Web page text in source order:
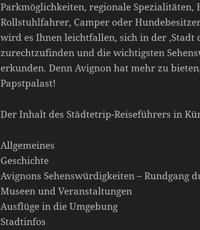
Parkmöglichkeiten, regionale Spezialitäten,
Rollstuhlfahrer, Camper oder
wird es Ihnen leichtfallen, sich in der ‚Stadt
zurechtzufinden und die wichtigsten
erkunden. Denn Avignon hat mehr zu
Papstpalast!
Der Inhalt des Städtetrip-Reiseführers in
Allgemeines
Geschichte
Avignons Sehenswürdigkeiten – Rundgang
Museen und Veranstaltungen
Ausflüge in die Umgebung
Stadtinfos